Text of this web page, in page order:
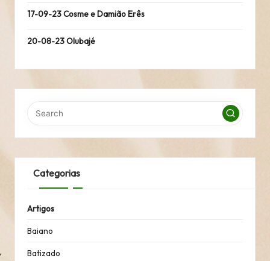
17-09-23 Cosme e Damião Erês
20-08-23 Olubajé
Categorias
Artigos
Baiano
Batizado